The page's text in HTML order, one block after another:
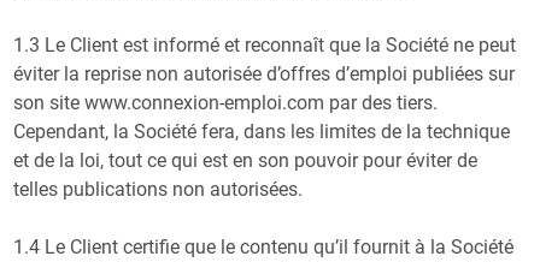
1.3 Le Client est informé et reconnaît que la Société ne peut
éviter la reprise non autorisée d’offres d’emploi publiées sur
son site www.connexion-emploi.com par des tiers.
Cependant, la Société fera, dans les limites de la technique
et de la loi, tout ce qui est en son pouvoir pour éviter de
telles publications non autorisées.
1.4 Le Client certifie que le contenu qu’il fournit à la Société